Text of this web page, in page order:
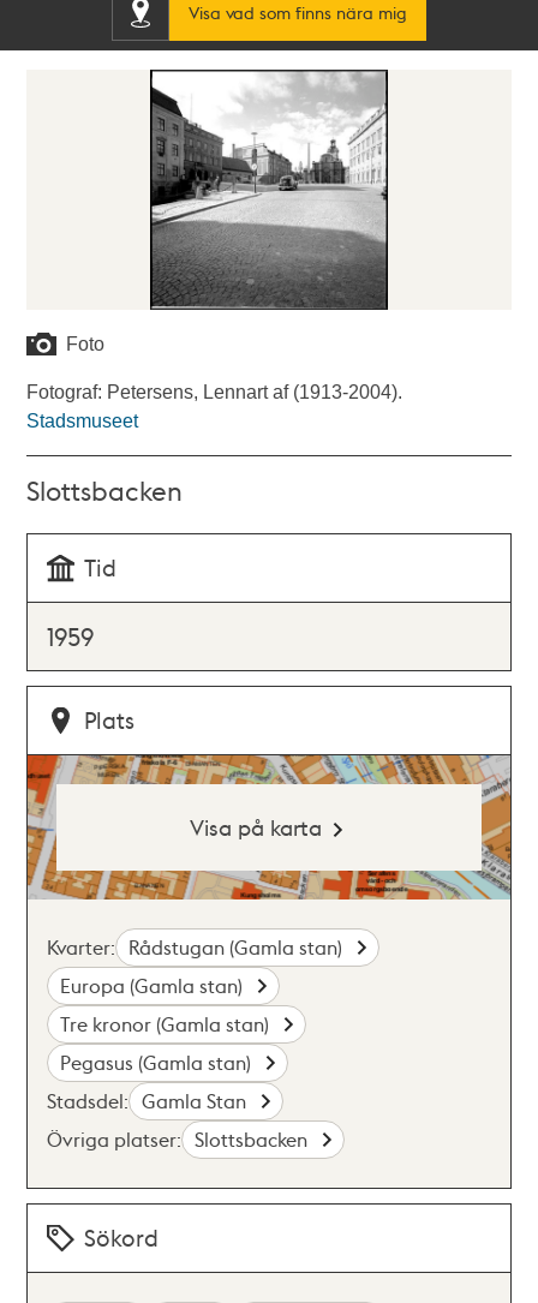
Visa vad som finns nära mig
Foto
Fotograf: Petersens, Lennart af (1913-2004).
Stadsmuseet
Slottsbacken
Tid
1959
Plats
Visa på karta
Kvarter: Rådstugan (Gamla stan)
Europa (Gamla stan)
Tre kronor (Gamla stan)
Pegasus (Gamla stan)
Stadsdel: Gamla Stan
Övriga platser: Slottsbacken
Sökord